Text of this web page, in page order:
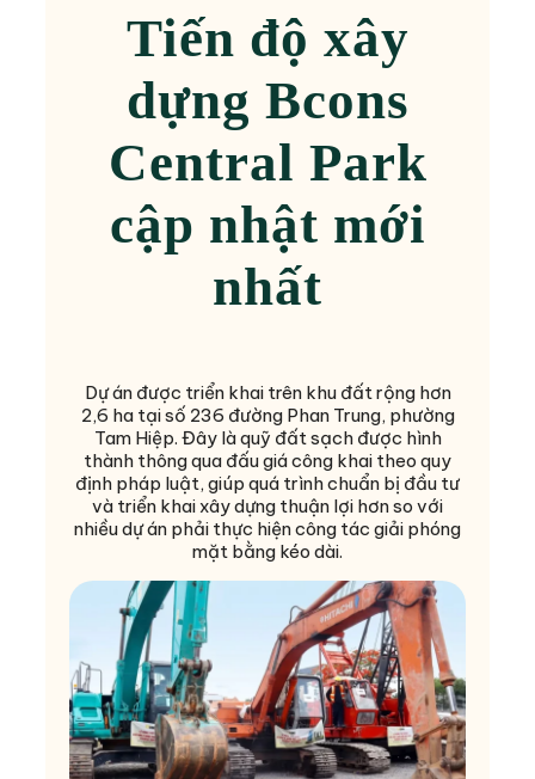
Tiến độ xây
dựng Bcons
Central Park
cập nhật mới
nhất
Dự án được triển khai trên khu đất rộng hơn
2,6 ha tại số 236 đường Phan Trung, phường
Tam Hiệp. Đây là quỹ đất sạch được hình
thành thông qua đấu giá công khai theo quy
định pháp luật, giúp quá trình chuẩn bị đầu tư
và triển khai xây dựng thuận lợi hơn so với
nhiều dự án phải thực hiện công tác giải phóng
mặt bằng kéo dài.